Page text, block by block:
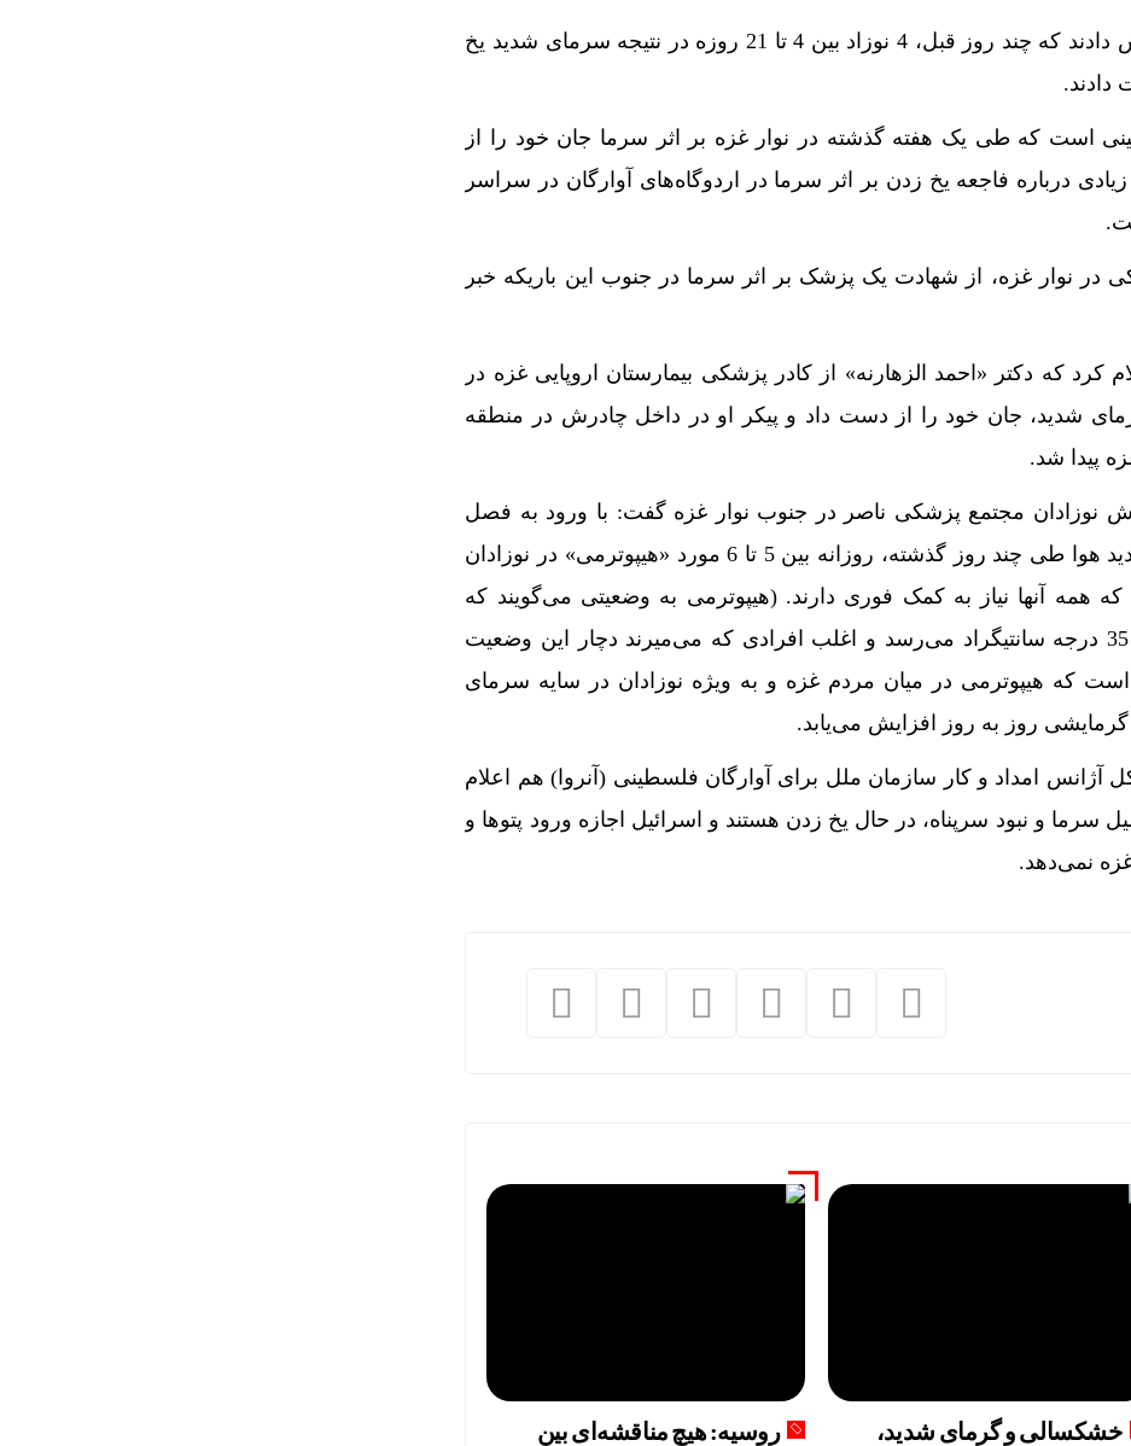
منابع پزشکی غزه گزارش دادند که چند روز قبل، 4 نوزاد بین 4 تا 21 روزه در نتیجه سرمای شدید یخ
دادند.
است که طی یک هفته گذشته در نوار غزه بر اثر سرما جان خود را از
درباره فاجعه یخ زدن بر اثر سرما در اردوگاه‌های آوارگان در سراسر
در نوار غزه، از شهادت یک پزشک بر اثر سرما در جنوب این باریکه خبر
کرد که دکتر «احمد الزهارنه» از کادر پزشکی بیمارستان اروپایی غزه در
شدید، جان خود را از دست داد و پیکر او در داخل چادرش در منطقه
پیدا شد.
نوزادان مجتمع پزشکی ناصر در جنوب نوار غزه گفت: با ورود به فصل
زمستان و سرد شدن شدید هوا طی چند روز گذشته، روزانه بین 5 تا 6 مورد «هیپوترمی» در نوزادان
که همه آنها نیاز به کمک فوری دارند. (هیپوترمی به وضعیتی می‌گویند که
دمای بدن انسان به زیر 35 درجه سانتیگراد می‌رسد و اغلب افرادی که می‌میرند دچار این وضعیت
که هیپوترمی در میان مردم غزه و به ویژه نوزادان در سایه سرمای
گرمایشی روز به روز افزایش می‌یابد.
آژانس امداد و کار سازمان ملل برای آوارگان فلسطینی (آنروا) هم اعلام
سرما و نبود سرپناه، در حال یخ زدن هستند و اسرائیل اجازه ورود پتوها و
نمی‌دهد.
خشکسالی و گرمای شدید،
روسیه: هیچ مناقشه‌ای بین